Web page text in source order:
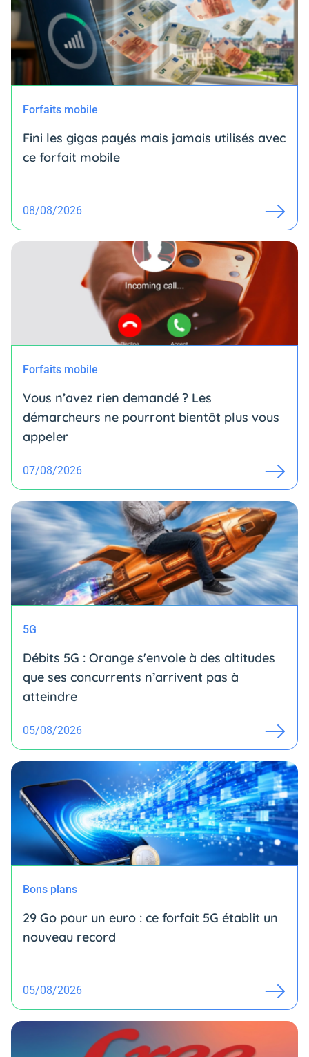
Forfaits mobile
Fini les gigas payés mais jamais utilisés avec
ce forfait mobile
08/08/2026
Forfaits mobile
Vous n’avez rien demandé ? Les
démarcheurs ne pourront bientôt plus vous
appeler
07/08/2026
5G
Débits 5G : Orange s'envole à des altitudes
que ses concurrents n’arrivent pas à
atteindre
05/08/2026
Bons plans
29 Go pour un euro : ce forfait 5G établit un
nouveau record
05/08/2026